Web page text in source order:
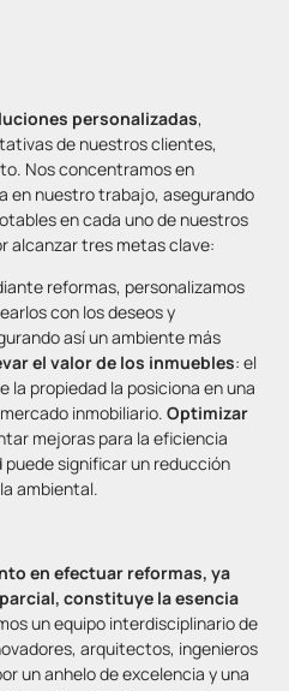
personalizadas,
de nuestros clientes,
Nos concentramos en
en nuestro trabajo, asegurando
en cada uno de nuestros
alcanzar tres metas clave:
reformas, personalizamos
con los deseos y
así un ambiente más
el valor de los inmuebles: el
la propiedad la posiciona en una
inmobiliario. Optimizar
mejoras para la eficiencia
significar un reducción
ambiental.
en efectuar reformas, ya
constituye la esencia
un equipo interdisciplinario de
arquitectos, ingenieros
un anhelo de excelencia y una